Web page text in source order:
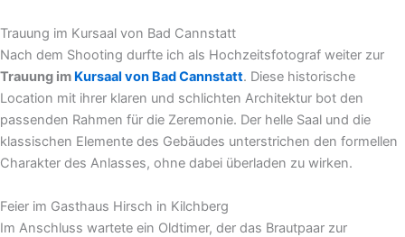
Trauung im Kursaal von Bad Cannstatt
Nach dem Shooting durfte ich als Hochzeitsfotograf weiter zur
Trauung im Kursaal von Bad Cannstatt. Diese historische
Location mit ihrer klaren und schlichten Architektur bot den
passenden Rahmen für die Zeremonie. Der helle Saal und die
klassischen Elemente des Gebäudes unterstrichen den formellen
Charakter des Anlasses, ohne dabei überladen zu wirken.
Feier im Gasthaus Hirsch in Kilchberg
Im Anschluss wartete ein Oldtimer, der das Brautpaar zur